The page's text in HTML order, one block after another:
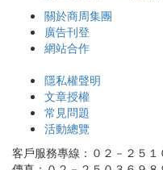
關於商周集團
廣告刊登
網站合作
隱私權聲明
文章授權
常見問題
活動總覽
客戶服務專線：０２－２５１